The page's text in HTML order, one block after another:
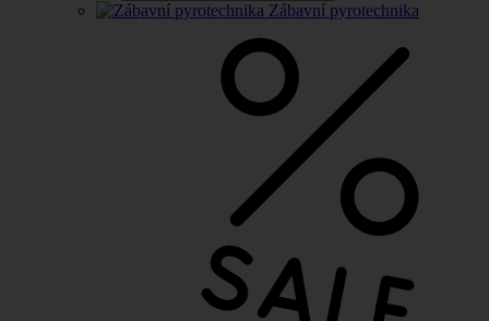
Zábavní pyrotechnika